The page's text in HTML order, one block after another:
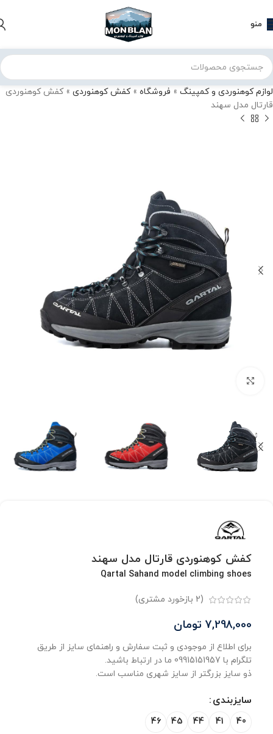
منو
لوازم کوهنوردی و کمپینگ » فروشگاه »کفش کوهنوردی »کفش کوهنوردی
قارتال مدل سهند
کفش کوهنوردی قارتال مدل سهند
Qartal Sahand model climbing shoes
(
2 بازخورد مشتری)
7,298,000 تومان
برای اطلاع از موجودی و ثبت سفارش و راهنمای سایز از طریق
تلگرام با 09915151957 ما در ارتباط باشید.
ذو سایز بزرگتر از سایز شهری مناسب است.
سایزبندی
40
41
44
45
46